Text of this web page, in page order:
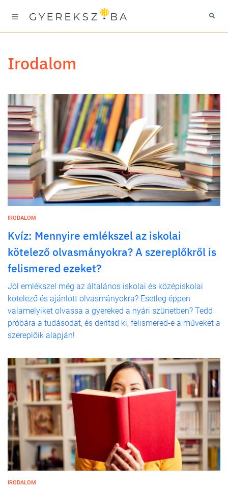
irodalom
IRODALOM
Kvíz: Mennyire emlékszel az iskolai
kötelező olvasmányokra? A szereplőkről is
felismered ezeket?
Jól emlékszel még az általános iskolai és középiskolai
kötelező és ajánlott olvasmányokra? Esetleg éppen
valamelyiket olvassa a gyereked a nyári szünetben? Tedd
próbára a tudásodat, és derítsd ki, felismered-e a műveket a
szereplőik alapján!
IRODALOM